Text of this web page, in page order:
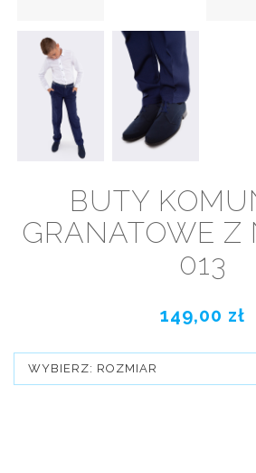
BUTY
GRANATOWE Z
013
149,00 zł
WYBIERZ: ROZMIAR